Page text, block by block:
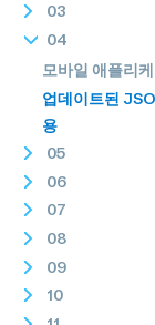
03
04
모바일 애플리
업데이트된
용
05
06
07
08
09
10